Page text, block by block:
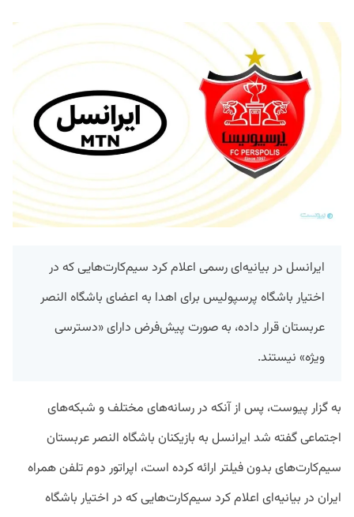
ایرانسل در بیانیه‌ای رسمی اعلام کرد سیم‌کارت‌هایی که در
اختیار باشگاه پرسپولیس برای اهدا به اعضای باشگاه النصر
عربستان قرار داده، به صورت پیش‌فرض دارای «دسترسی
ویژه» نیستند.
به گزار پیوست، پس از آنکه در رسانه‌های مختلف و شبکه‌های
اجتماعی گفته شد ایرانسل به بازیکنان باشگاه النصر عربستان
سیم‌کارت‌های بدون فیلتر ارائه کرده است، اپراتور دوم تلفن همراه
ایران در بیانیه‌ای اعلام کرد سیم‌کارت‌هایی که در اختیار باشگاه